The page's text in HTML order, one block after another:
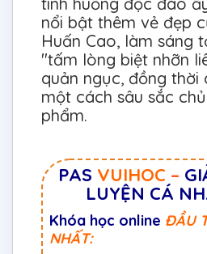
nổi bật thêm vẻ đẹp
Huấn Cao, làm sáng
"tấm lòng biệt nhỡn
quản ngục, đồng thời
một cách sâu sắc
phẩm.
PAS VUIHOC –
LUYỆN CÁ
Khóa học online ĐẦU
NHẤT: